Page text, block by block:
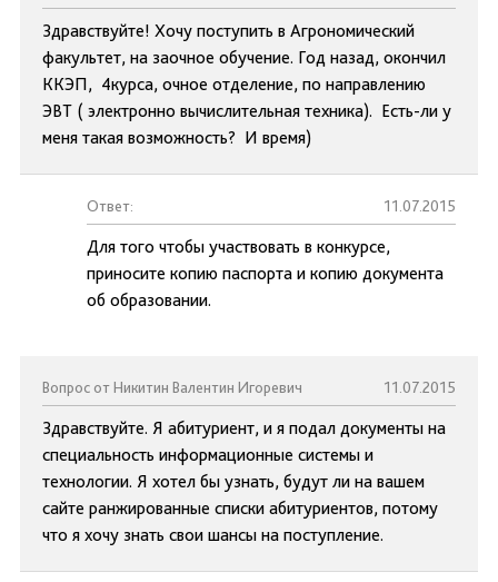
Здравствуйте! Хочу поступить в Агрономический
факультет, на заочное обучение. Год назад, окончил
ККЭП, 4курса, очное отделение, по направлению
ЭВТ ( электронно вычислительная техника). Есть-ли у
меня такая возможность? И время)
Ответ: 11.07.2015
Для того чтобы участвовать в конкурсе,
приносите копию паспорта и копию документа
об образовании.
Вопрос от Никитин Валентин Игоревич 11.07.2015
Здравствуйте. Я абитуриент, и я подал документы на
специальность информационные системы и
технологии. Я хотел бы узнать, будут ли на вашем
сайте ранжированные списки абитуриентов, потому
что я хочу знать свои шансы на поступление.